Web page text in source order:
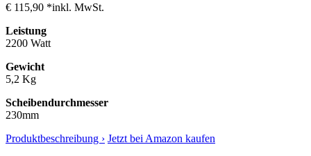
€ 115,90 *inkl. MwSt.
Leistung
2200 Watt
Gewicht
5,2 Kg
Scheibendurchmesser
230mm
Produktbeschreibung › Jetzt bei Amazon kaufen